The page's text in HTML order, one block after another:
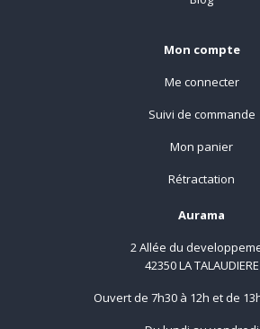
Mon compte
Me connecter
Suivi de commande
Mon panier
Rétractation
Aurama
2 Allée du
42350 LA TALAUDIERE
Ouvert de 7h30 à 12h et de